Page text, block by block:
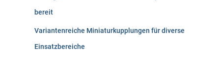
bereit
Variantenreiche Miniaturkupplungen für diverse
Einsatzbereiche